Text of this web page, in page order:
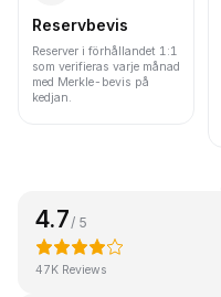
Reservbevis
Reserver i förhållandet 1:1
som verifieras varje månad
med Merkle-bevis på
kedjan.
4.7 / 5
47K Reviews